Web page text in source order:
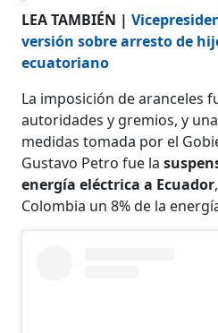
LEA TAMBIÉN |
versión sobre arresto de
ecuatoriano
La imposición de aranceles
autoridades y gremios, y
medidas tomada por el
Gustavo Petro fue la
energía eléctrica a Ecuador
Colombia un 8% de la